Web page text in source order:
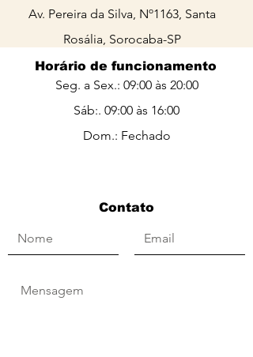
Horário de funcionamento
Seg. a Sex.: 09:00 às 20:00
Sáb:. 09:00 às 16:00​​
Dom.: Fechado
Contato
Av. Pereira da Silva, Nº1163, Santa
Rosália, Sorocaba-SP